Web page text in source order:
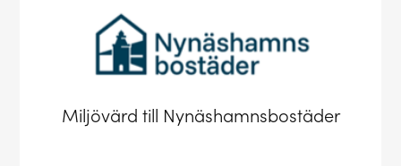
Miljövärd till Nynäshamnsbostäder